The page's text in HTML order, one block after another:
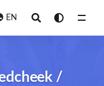
EN
/